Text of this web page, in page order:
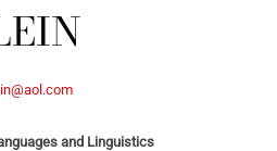
and Linguistics